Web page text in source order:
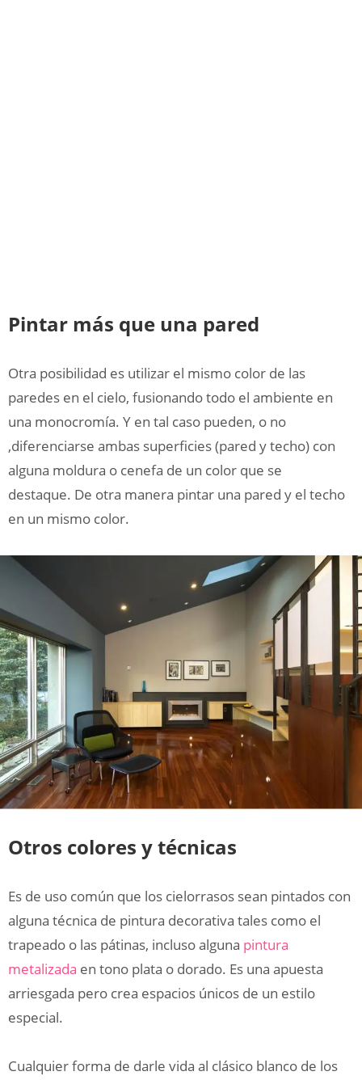
Pintar más que una pared
Otra posibilidad es utilizar el mismo color de las
paredes en el cielo, fusionando todo el ambiente en
una monocromía. Y en tal caso pueden, o no
,diferenciarse ambas superficies (pared y techo) con
alguna moldura o cenefa de un color que se
destaque. De otra manera pintar una pared y el techo
en un mismo color.
Otros colores y técnicas
Es de uso común que los cielorrasos sean pintados con
alguna técnica de pintura decorativa tales como el
trapeado o las pátinas, incluso alguna pintura
metalizada en tono plata o dorado. Es una apuesta
arriesgada pero crea espacios únicos de un estilo
especial.
Cualquier forma de darle vida al clásico blanco de los